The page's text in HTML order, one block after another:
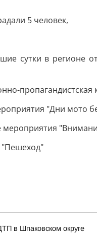
5 человек,
сутки в регионе
"Дни мото
мероприятия
"Пешеход"
в Шпаковском округе